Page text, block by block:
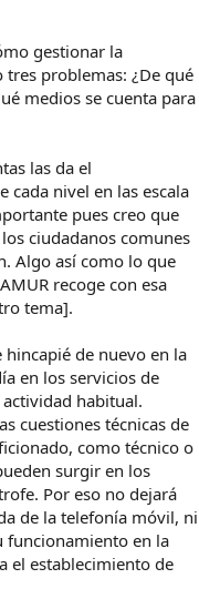
gestionar la
problemas: ¿De qué
medios se cuenta para
las da el
cada nivel en las escala
pues creo que
ciudadanos comunes
Algo así como lo que
recoge con esa
tema].
hincapié de nuevo en la
en los servicios de
habitual.
cuestiones técnicas de
como técnico o
surgir en los
Por eso no dejará
de la telefonía móvil, ni
funcionamiento en la
el establecimiento de